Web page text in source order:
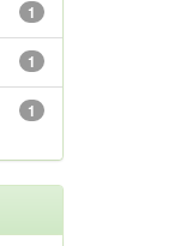
1
1
1